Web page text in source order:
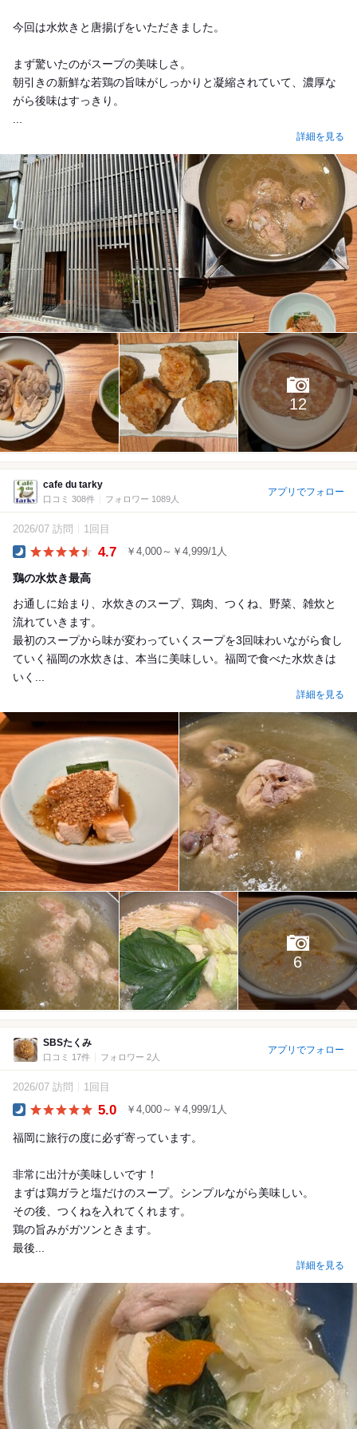
今回は水炊きと唐揚げをいただきました。
まず驚いたのがスープの美味しさ。
朝引きの新鮮な若鶏の旨味がしっかりと凝縮されていて、濃厚な
がら後味はすっきり。
詳細を見る
12
cafe du tarky
口コミ 308件 フォロワー 1089人
アプリでフォロー
2026/07 訪問 1回目
4.7 ￥4,000～￥4,999/1人
鶏の水炊き最高
お通しに始まり、水炊きのスープ、鶏肉、つくね、野菜、雑炊と
流れていきます。
最初のスープから味が変わっていくスープを3回味わいながら食し
ていく福岡の水炊きは、本当に美味しい。福岡で食べた水炊きは
いく...
詳細を見る
6
SBSたくみ
口コミ 17件 フォロワー 2人
アプリでフォロー
2026/07 訪問 1回目
5.0 ￥4,000～￥4,999/1人
福岡に旅行の度に必ず寄っています。
非常に出汁が美味しいです！
まずは鶏ガラと塩だけのスープ。シンプルながら美味しい。
その後、つくねを入れてくれます。
鶏の旨みがガツンときます。
最後...
詳細を見る